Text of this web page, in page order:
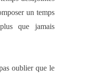
un temps
que jamais
oublier que le